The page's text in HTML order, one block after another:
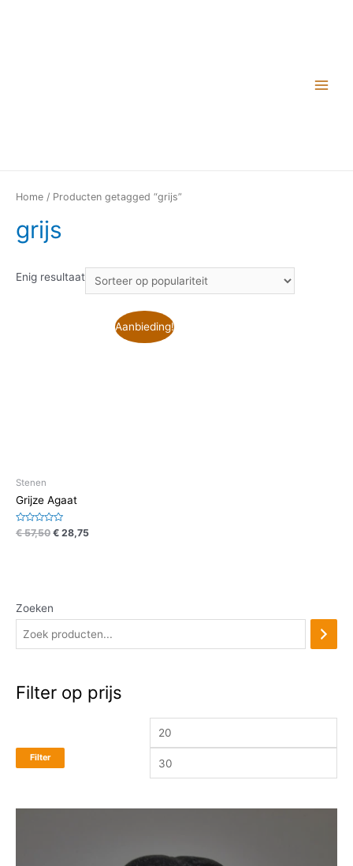
Home / Producten getagged “grijs”
grijs
Enig resultaat
Aanbieding!
Stenen
Grijze Agaat
Waardering
0
€57,50 € 28,75
Zoeken
Filter op prijs
Filter